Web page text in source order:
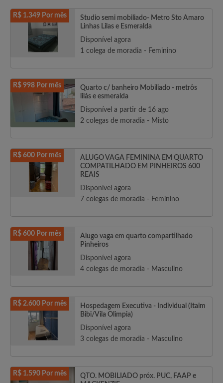
R$ 1.349 Por mês
Studio semi mobiliado- Metro Sto Amaro
Linhas Lilas e Esmeralda
Disponível agora
1 colega de moradia - Feminino
R$ 998 Por mês
Quarto c/ banheiro Mobiliado - metrôs
lilás e esmeralda
Disponível a partir de 16 ago
2 colegas de moradia - Misto
R$ 600 Por mês
ALUGO VAGA FEMININA EM QUARTO
COMPATILHADO EM PINHEIROS 600
REAIS
Disponível agora
7 colegas de moradia - Feminino
R$ 600 Por mês
Alugo vaga em quarto compartilhado
Pinheiros
Disponível agora
4 colegas de moradia - Masculino
R$ 2.600 Por mês
Hospedagem Executiva - Individual (Itaim
Bibi/Vila Olimpia)
Disponível agora
3 colegas de moradia - Masculino
R$ 1.590 Por mês
QTO. MOBILIADO próx. PUC, FAAP e